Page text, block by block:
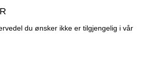
du ønsker ikke er tilgjengelig i vår